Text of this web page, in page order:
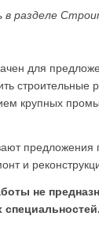
разделе
для
строительные
крупных
предложения
и
не